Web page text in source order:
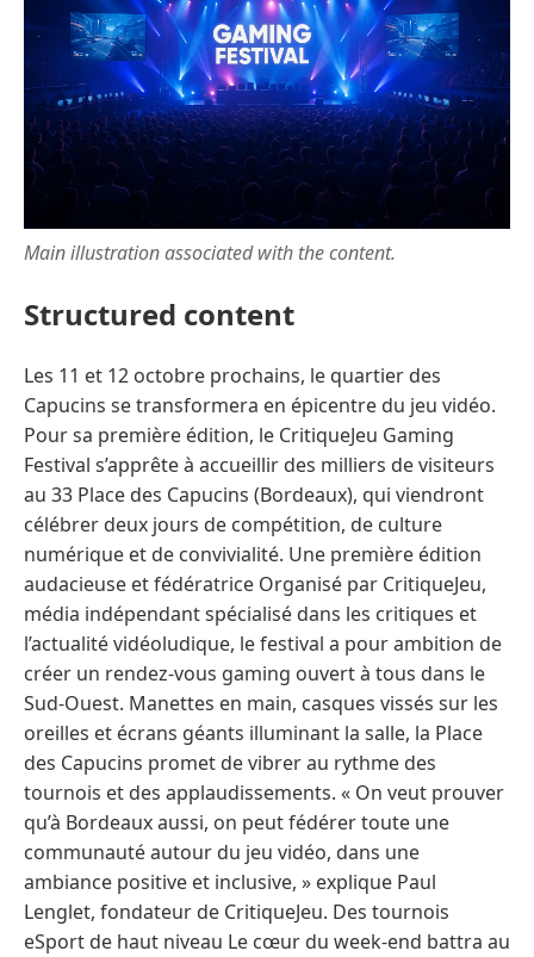
Main illustration associated with the content.
Structured content
Les 11 et 12 octobre prochains, le quartier des
Capucins se transformera en épicentre du jeu vidéo.
Pour sa première édition, le CritiqueJeu Gaming
Festival s’apprête à accueillir des milliers de visiteurs
au 33 Place des Capucins (Bordeaux), qui viendront
célébrer deux jours de compétition, de culture
numérique et de convivialité. Une première édition
audacieuse et fédératrice Organisé par CritiqueJeu,
média indépendant spécialisé dans les critiques et
l’actualité vidéoludique, le festival a pour ambition de
créer un rendez-vous gaming ouvert à tous dans le
Sud-Ouest. Manettes en main, casques vissés sur les
oreilles et écrans géants illuminant la salle, la Place
des Capucins promet de vibrer au rythme des
tournois et des applaudissements. « On veut prouver
qu’à Bordeaux aussi, on peut fédérer toute une
communauté autour du jeu vidéo, dans une
ambiance positive et inclusive, » explique Paul
Lenglet, fondateur de CritiqueJeu. Des tournois
eSport de haut niveau Le cœur du week-end battra au